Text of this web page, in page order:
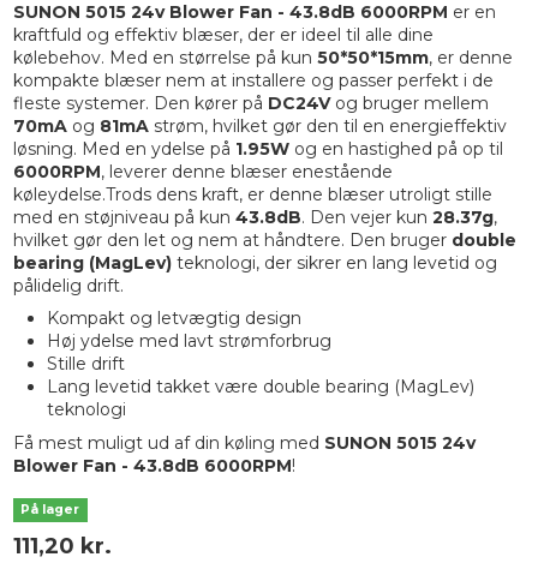
SUNON 5015 24v Blower Fan - 43.8dB 6000RPM er en
kraftfuld og effektiv blæser, der er ideel til alle dine
kølebehov. Med en størrelse på kun 50*50*15mm, er denne
kompakte blæser nem at installere og passer perfekt i de
fleste systemer. Den kører på DC24Vog bruger mellem
70mAog 81mAstrøm, hvilket gør den til en energieffektiv
løsning. Med en ydelse på 1.95Wog en hastighed på op til
6000RPM, leverer denne blæser enestående
køleydelse.Trods dens kraft, er denne blæser utroligt stille
med en støjniveau på kun 43.8dB. Den vejer kun 28.37g,
hvilket gør den let og nem at håndtere. Den bruger double
bearing (MagLev)teknologi, der sikrer en lang levetid og
pålidelig drift.
Kompakt og letvægtig design
Høj ydelse med lavt strømforbrug
Stille drift
Lang levetid takket være double bearing (MagLev)
teknologi
Få mest muligt ud af din køling med SUNON 5015 24v
Blower Fan - 43.8dB 6000RPM!
På lager
111,20 kr.